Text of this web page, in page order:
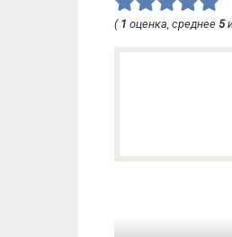
( 1 оценка, среднее 5